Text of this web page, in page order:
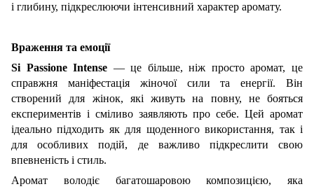
і глибину, підкреслюючи інтенсивний характер аромату.
Враження та емоції
Si Passione Intense — це більше, ніж просто аромат, це
справжня маніфестація жіночої сили та енергії. Він
створений для жінок, які живуть на повну, не бояться
експериментів і сміливо заявляють про себе. Цей аромат
ідеально підходить як для щоденного використання, так і
для особливих подій, де важливо підкреслити свою
впевненість і стиль.
Аромат володіє багатошаровою композицією, яка